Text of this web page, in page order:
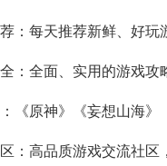
：每天推荐新鲜、好玩
：全面、实用的游戏攻
《原神》《妄想山海》
：高品质游戏交流社区